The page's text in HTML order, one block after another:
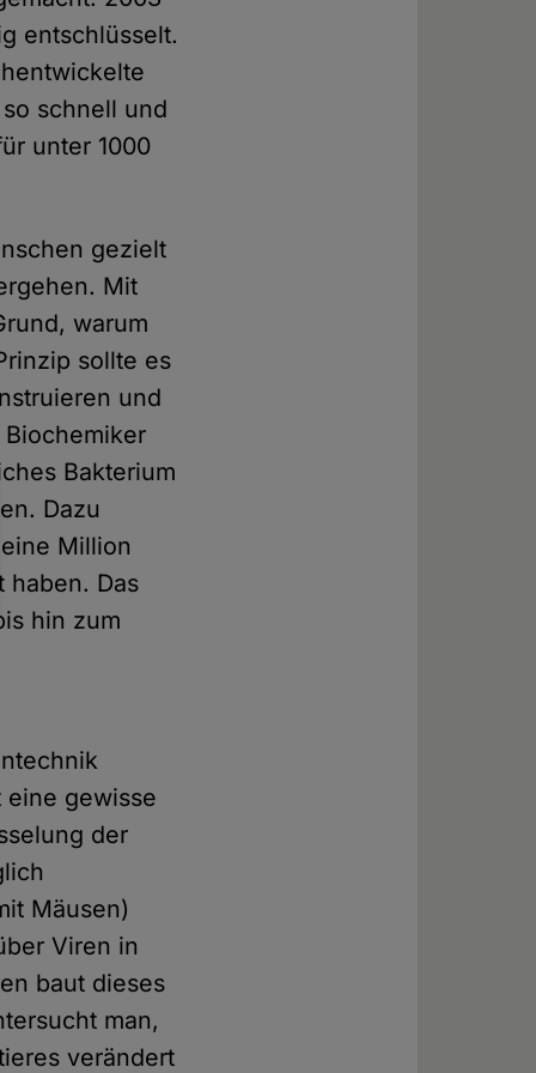
entschlüsselt.
schnell und
unter 1000
gezielt
Mit
warum
sollte es
und
Bakterium
Dazu
Million
haben. Das
hin zum
eine gewisse
der
Mäusen)
Viren in
baut dieses
man,
verändert